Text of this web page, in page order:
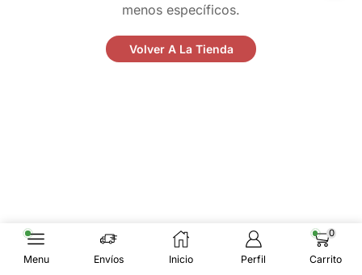
menos específicos.
Volver A La Tienda
Menu Envíos Inicio Perfil
0
Carrito